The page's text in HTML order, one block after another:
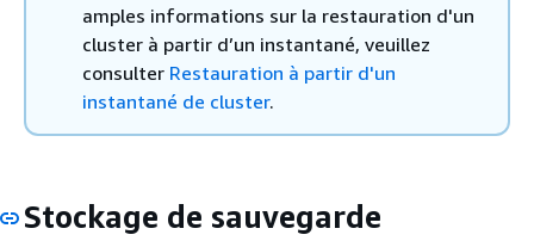
amples informations sur la restauration d'un
cluster à partir d’un instantané, veuillez
consulter Restauration à partir d'un
instantané de cluster.
Stockage de sauvegarde